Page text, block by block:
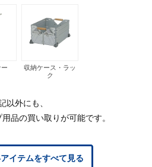
収納ケース・ラッ
ク
以外にも、
品の買い取りが可能です。
イテムをすべて見る